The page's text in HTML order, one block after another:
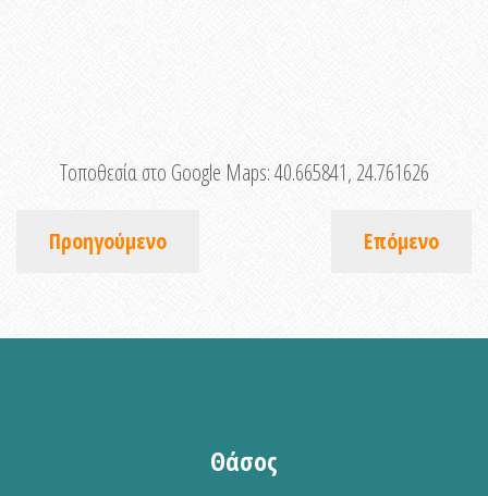
Τοποθεσία στο Google Maps:40.665841, 24.761626
Προηγούμενο Επόμενο
Θάσος